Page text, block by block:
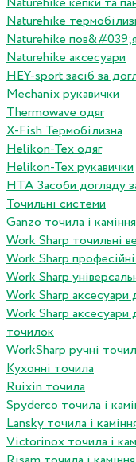
Naturehike
Naturehike
Naturehike аксесуари
HEY-sport засіб за
Mechanix рукавички
Thermowave одяг
X-Fish Термобілизна
Helikon-Tex одяг
Helikon-Tex рукавички
HTA Засоби догляду
Точильні системи
Ganzo точила і каміння
Work Sharp точильні
Work Sharp
Work Sharp
Work Sharp
Work Sharp
точилок
WorkSharp ручні
Кухонні точила
Ruixin точила
Spyderco точила і
Lansky точила і
Victorinox точила і